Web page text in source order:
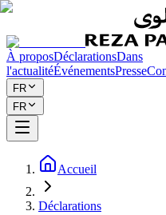
À proposDéclarationsDans
l'actualitéÉvénementsPresse
FR
FR
Accueil
Déclarations